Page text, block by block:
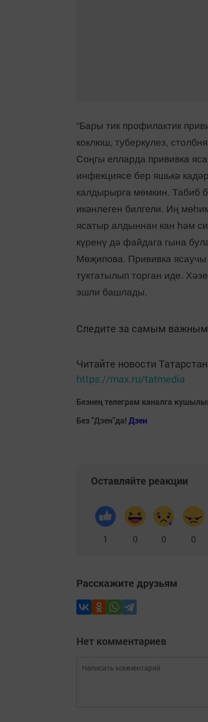
“Бары тик профилактик
коклюш, туберкулез,
Соңгы елларда прививка
инфекциясе бер яшькә
калдырырга мөмкин. Табиб
икәнлеген билгели. Иң
ясатыр алдыннан кан һәм
күренү дә файдага гына
Мөҗипова. Прививка
туктатылып торган иде.
эшли башлады.
Следите за самым
Читайте новости
https://max.ru/tatmedia
Безнең телеграм каналга
Без "Дзен"да! Дзен
Оставляйте реакции
1 0 0 0
Расскажите друзьям
Нет комментариев